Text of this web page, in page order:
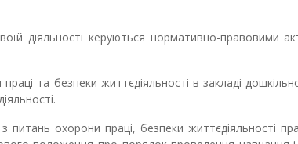
діяльності керуються нормативно-правовими
та безпеки життєдіяльності в закладі
охорони праці, безпеки життєдіяльності